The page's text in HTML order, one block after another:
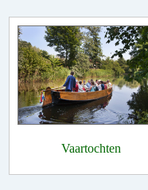
Vaartochten